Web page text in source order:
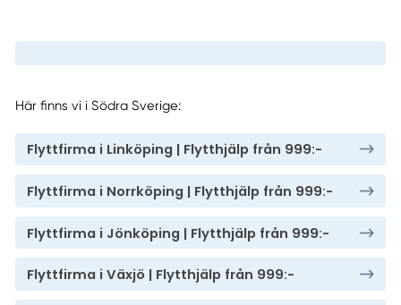
Här finns vi i Södra Sverige:
Flyttfirma i Linköping | Flytthjälp från 999:-
Flyttfirma i Norrköping | Flytthjälp från 999:-
Flyttfirma i Jönköping | Flytthjälp från 999:-
Flyttfirma i Växjö | Flytthjälp från 999:-